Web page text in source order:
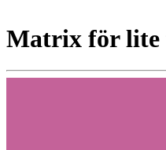
Matrix för lite